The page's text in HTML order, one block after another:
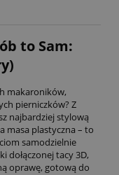
to Sam:
makaroników,
pierniczków? Z
najbardziej stylową
masa plastyczna – to
samodzielnie
dołączonej tacy 3D,
oprawę, gotową do